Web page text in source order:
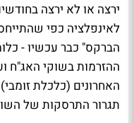
ירצה או לא ירצה
לאינפלציה כפי
הברקס" כבר עכשיו -
ההזרמות בשוקי האג"ח
האחרונים (כלכלת
תגרור התרסקות של